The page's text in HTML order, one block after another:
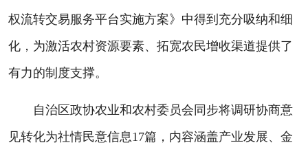
权流转交易服务平台实施方案》中得到充分吸纳和细
化，为激活农村资源要素、拓宽农民增收渠道提供了
有力的制度支撑。
自治区政协农业和农村委员会同步将调研协商意
见转化为社情民意信息17篇，内容涵盖产业发展、金